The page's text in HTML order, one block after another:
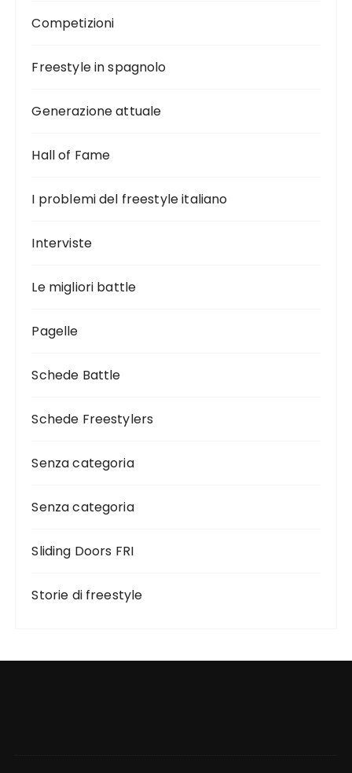
Competizioni
Freestyle in spagnolo
Generazione attuale
Hall of Fame
I problemi del freestyle italiano
Interviste
Le migliori battle
Pagelle
Schede Battle
Schede Freestylers
Senza categoria
Senza categoria
Sliding Doors FRI
Storie di freestyle